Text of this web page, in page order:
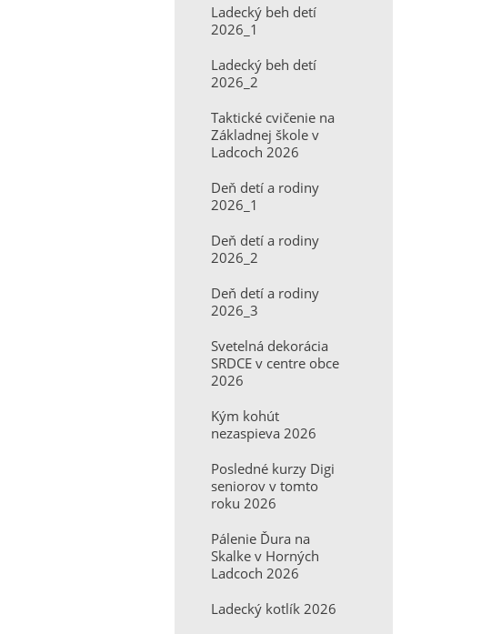
Ladecký beh detí
2026_1
Ladecký beh detí
2026_2
Taktické cvičenie na
Základnej škole v
Ladcoch 2026
Deň detí a rodiny
2026_1
Deň detí a rodiny
2026_2
Deň detí a rodiny
2026_3
Svetelná dekorácia
SRDCE v centre obce
2026
Kým kohút
nezaspieva 2026
Posledné kurzy Digi
seniorov v tomto
roku 2026
Pálenie Ďura na
Skalke v Horných
Ladcoch 2026
Ladecký kotlík 2026